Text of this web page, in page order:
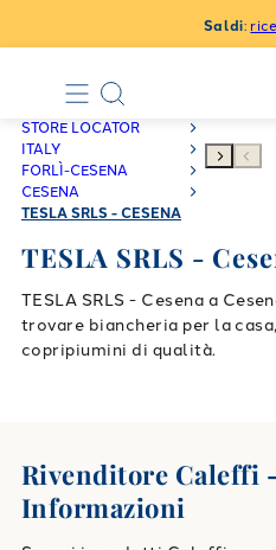
Saldi:
STORE LOCATOR
ITALY
FORLÌ-CESENA
CESENA
TESLA SRLS - CESENA
TESLA SRLS -
TESLA SRLS - Cesena a
trovare biancheria per la
copripiumini di qualità.
Rivenditore Caleffi
Informazioni